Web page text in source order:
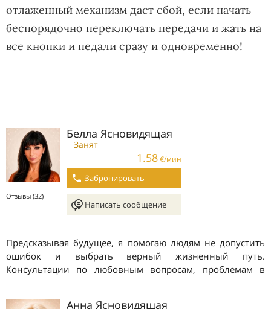
отлаженный механизм даст сбой, если начать
беспорядочно переключать передачи и жать на
все кнопки и педали сразу и одновременно!